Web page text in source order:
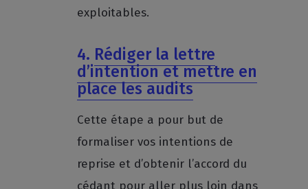
exploitables.
4. Rédiger la lettre
d’intention et mettre en
place les audits
Cette étape a pour but de
formaliser vos intentions de
reprise et d’obtenir l’accord du
cédant pour aller plus loin dans